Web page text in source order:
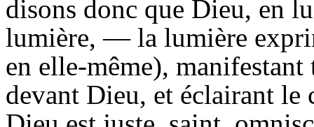
disons donc que Dieu, en
lumière, — la lumière
en elle-même), manifestant
devant Dieu, et éclairant le